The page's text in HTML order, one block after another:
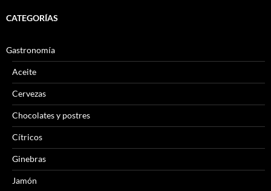
CATEGORÍAS
Gastronomía
Aceite
Cervezas
Chocolates y postres
Cítricos
Ginebras
Jamón